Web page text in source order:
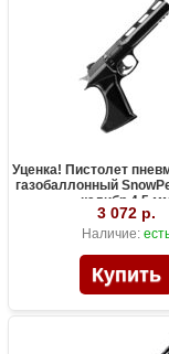
Уценка! Пистолет
газобаллонный
калибр 4.5
3 072 р.
Наличие: